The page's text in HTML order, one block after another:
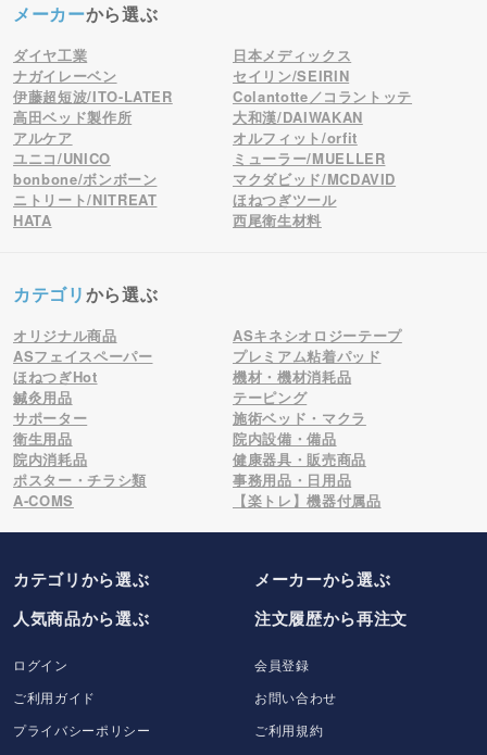
メーカーから選ぶ
ダイヤ工業
日本メディックス
ナガイレーベン
セイリン/SEIRIN
伊藤超短波/ITO-LATER
Colantotte／コラントッテ
高田ベッド製作所
大和漢/DAIWAKAN
アルケア
オルフィット/orfit
ユニコ/UNICO
ミューラー/MUELLER
bonbone/ボンボーン
マクダビッド/MCDAVID
ニトリート/NITREAT
ほねつぎツール
HATA
西尾衛生材料
カテゴリから選ぶ
オリジナル商品
ASキネシオロジーテープ
ASフェイスペーパー
プレミアム粘着パッド
ほねつぎHot
機材・機材消耗品
鍼灸用品
テーピング
サポーター
施術ベッド・マクラ
衛生用品
院内設備・備品
院内消耗品
健康器具・販売商品
ポスター・チラシ類
事務用品・日用品
A-COMS
【楽トレ】機器付属品
カテゴリから選ぶ メーカーから選ぶ
人気商品から選ぶ
注文履歴から再注文
ログイン
会員登録
ご利用ガイド
お問い合わせ
プライバシーポリシー
ご利用規約